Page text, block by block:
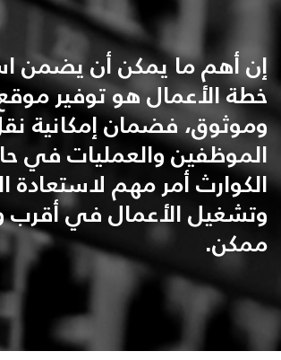
إن أهم ما يمكن أن يضمن
خطة الأعمال هو توفير
وموثوق، فضمان إمكانية
الموظفين والعمليات في
الكوارث أمر مهم لاستعادة
وتشغيل الأعمال في
ممكن.